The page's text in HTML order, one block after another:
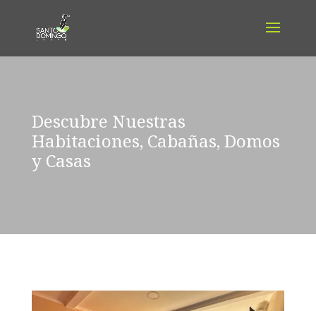
Descubre Nuestras
Habitaciones, Cabañas, Domos
y Casas